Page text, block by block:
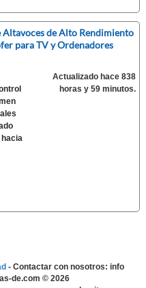
Altavoces de Alto Rendimiento
para TV y Ordenadores
hacia
Actualizado hace 838
horas y 59 minutos.
- Contactar con nosotros: info
de.com ©2026